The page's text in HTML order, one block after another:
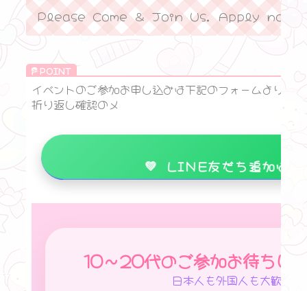
Please Come ＆ Join Us. Apply now!
イベントのご参加お申し込みは下記のフォームよりご
折り返し確認のメ
💚 LINE友だち追加はこ
10〜20代のご参加お待ちし
日本人も外国人も大歓迎✨